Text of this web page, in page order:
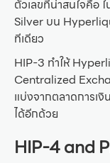
ตัวเลขที่น่าสนใจคือ
Silver บน
ทีเดียว
HIP-3 ทำให้
Centralized
แบ่งจากตลาดการเ
ได้อีกด้วย
HIP-4 and